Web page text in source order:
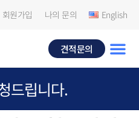
회원가입 나의 문의 English
견적문의
드립니다.